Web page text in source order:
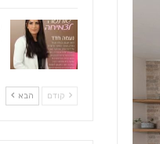
קודם הבא